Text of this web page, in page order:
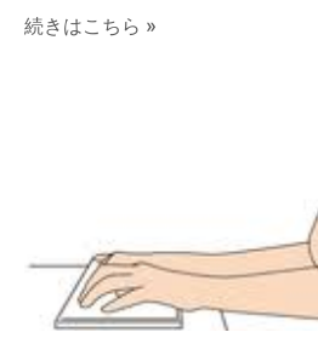
続きはこちら »